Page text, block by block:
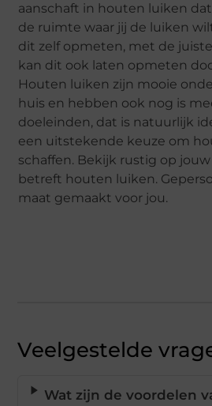
aanschaft in houten luiken
de ruimte waar jij de luiken
dit zelf opmeten, met de
kan dit ook laten opmeten
Houten luiken zijn mooie
huis en hebben ook nog is
doeleinden, dat is natuurlijk
een uitstekende keuze om
schaffen. Bekijk rustig op
betreft houten luiken.
maat gemaakt voor jou.
Veelgestelde
Wat zijn de voordelen